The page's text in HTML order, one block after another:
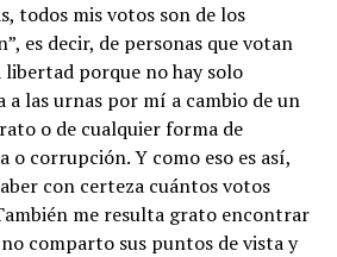
todos mis votos son de los
es decir, de personas que votan
porque no hay solo
a las urnas por mí a cambio de un
o de cualquier forma de
corrupción. Y como eso es así,
con certeza cuántos votos
me resulta grato encontrar
comparto sus puntos de vista y